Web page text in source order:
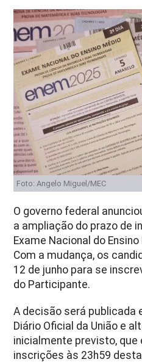
Foto: Angelo Miguel/MEC
O governo federal
a ampliação do prazo de
Exame Nacional do
Com a mudança, os
12 de junho para se
do Participante.
A decisão será publicada
Diário Oficial da União e
inicialmente previsto, que
inscrições às 23h59